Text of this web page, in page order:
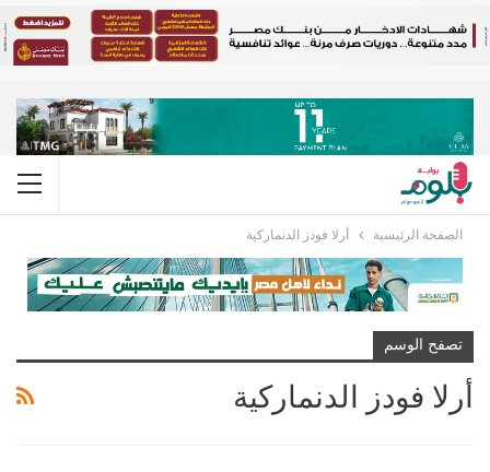
الصفحة الرئيسية أرلا فودز الدنماركية
تصفح الوسم
أرلا فودز الدنماركية